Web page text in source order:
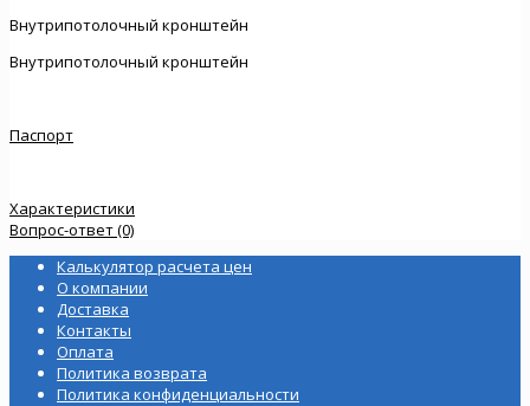
Внутрипотолочный кронштейн
Внутрипотолочный кронштейн
Паспорт
Характеристики
Вопрос-ответ (0)
Калькулятор расчета цен
О компании
Доставка
Контакты
Оплата
Политика возврата
Политика конфиденциальности